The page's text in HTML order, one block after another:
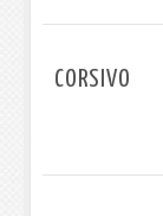
CORSIVO